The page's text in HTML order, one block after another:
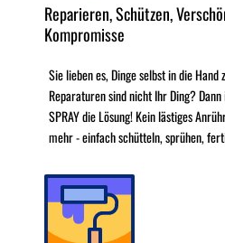
Reparieren, Schützen,
Kompromisse
Sie lieben es, Dinge selbst in die
Reparaturen sind nicht Ihr Ding?
SPRAY die Lösung! Kein lästiges
mehr - einfach schütteln, sprühen,